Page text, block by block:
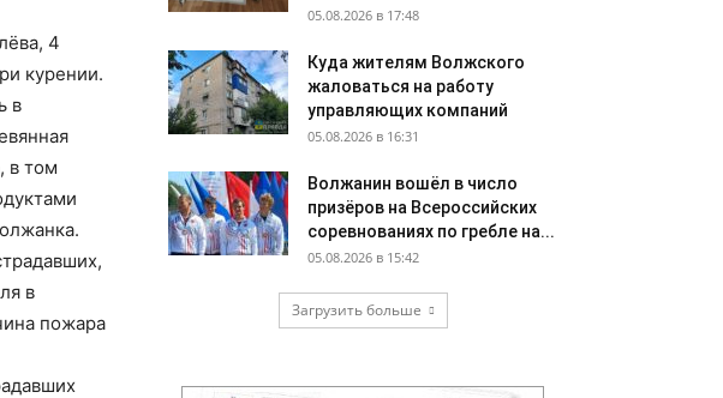
4
курении.
в
в том
в
пожара
05.08.2026 в 17:48
Куда жителям Волжского
жаловаться на работу
управляющих компаний
05.08.2026 в 16:31
Волжанин вошёл в число
призёров на Всероссийских
соревнованиях по гребле на...
05.08.2026 в 15:42
Загрузить больше